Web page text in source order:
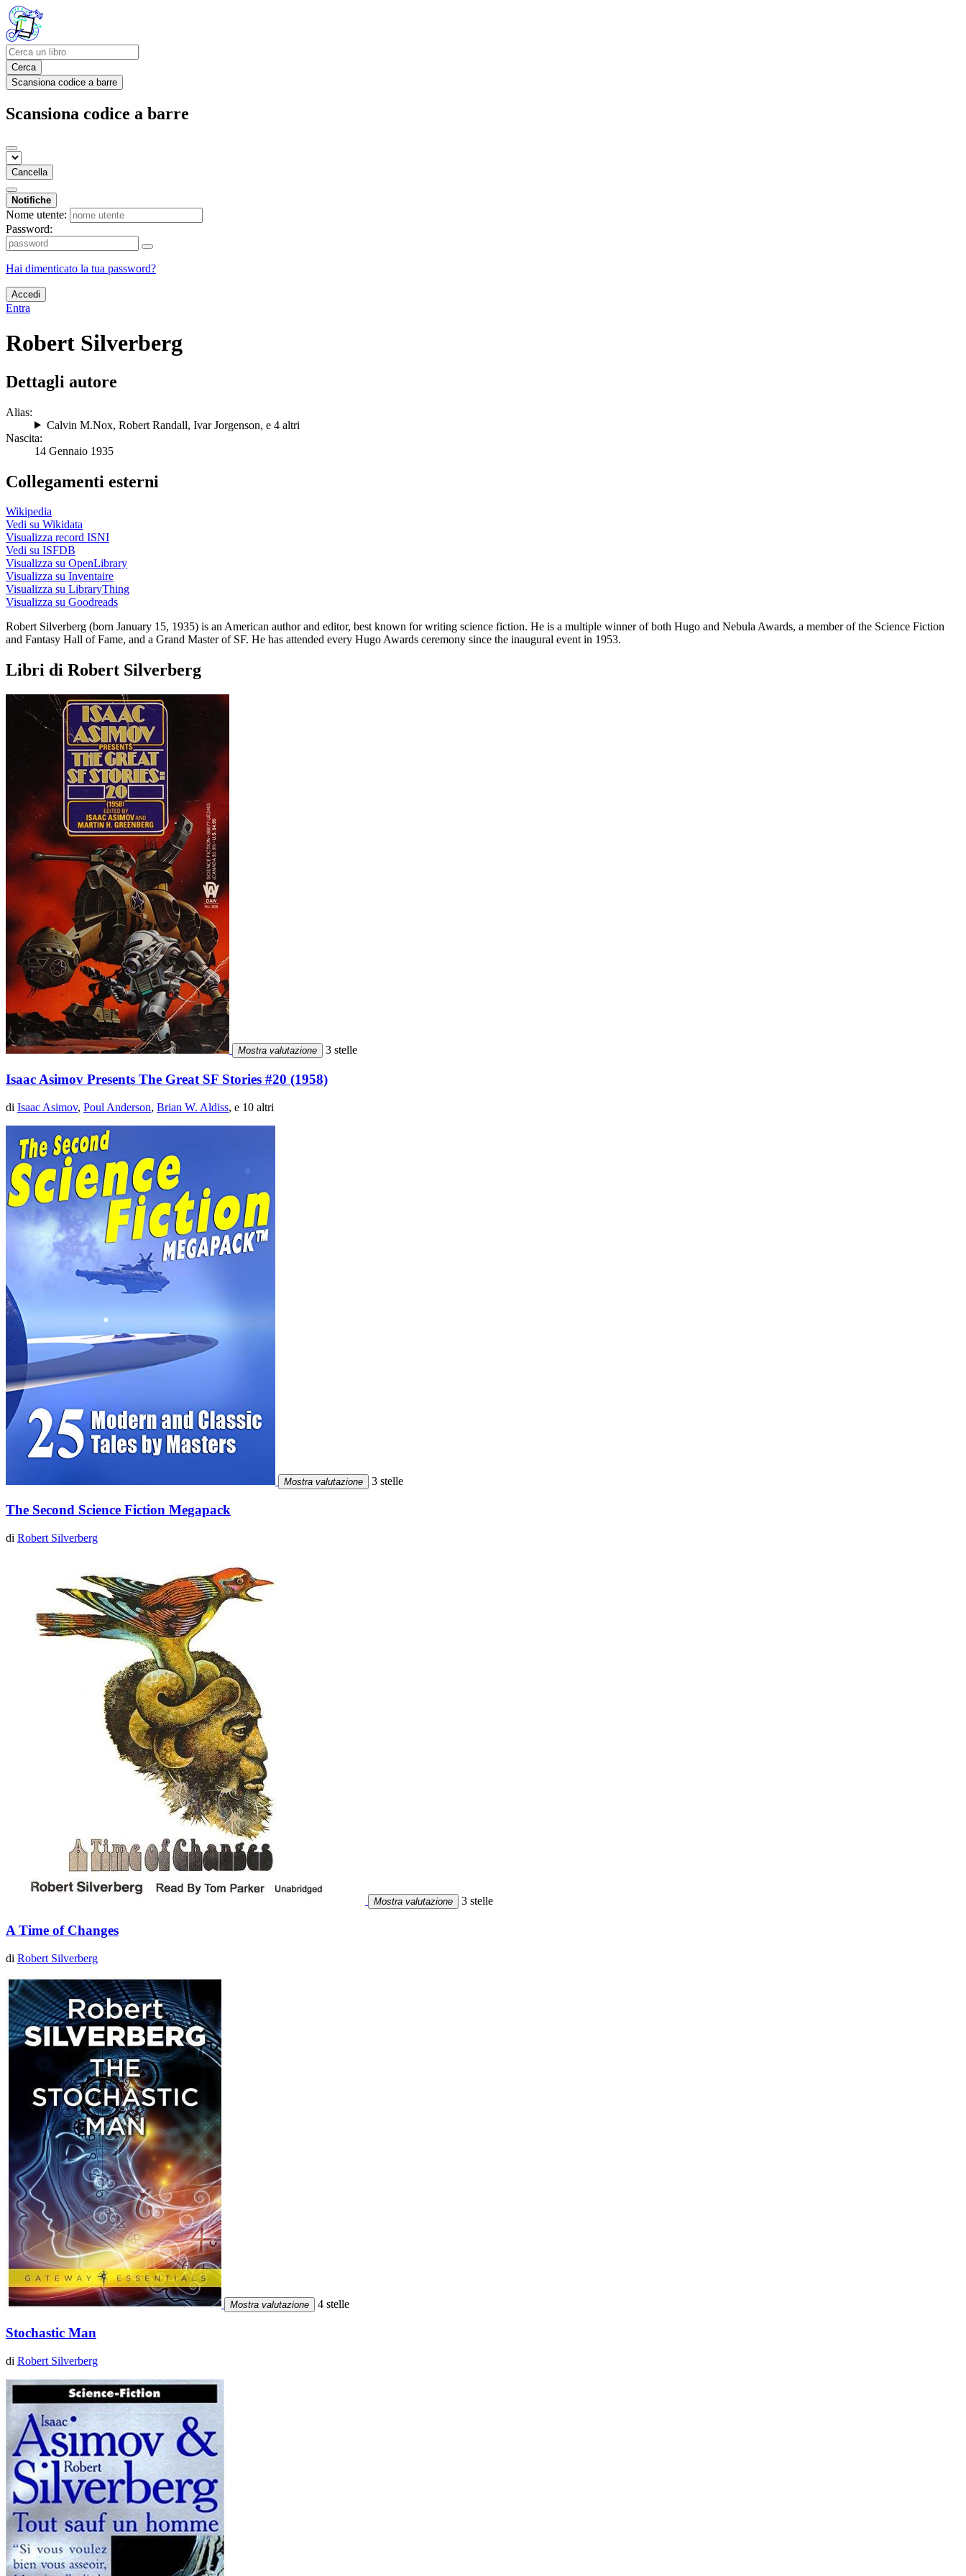
Cerca
Scansiona codice a barre
Scansiona codice a barre
Cancella
Notifiche
Nome utente:
Password:
Hai dimenticato la tua password?
Accedi
Entra
Robert Silverberg
Dettagli autore
Alias:
Calvin M.Nox, Robert Randall, Ivar Jorgenson, e 4 altri
Nascita:
14 Gennaio 1935
Collegamenti esterni
Wikipedia
Vedi su Wikidata
Visualizza record ISNI
Vedi su ISFDB
Visualizza su OpenLibrary
Visualizza su Inventaire
Visualizza su LibraryThing
Visualizza su Goodreads
Robert Silverberg (born January 15, 1935) is an American author and editor, best known for writing science fiction. He is a multiple winner of both Hugo and Nebula Awards, a member of the Science Fiction
and Fantasy Hall of Fame, and a Grand Master of SF. He has attended every Hugo Awards ceremony since the inaugural event in 1953.
Libri di Robert Silverberg
Mostra valutazione 3 stelle
Isaac Asimov Presents The Great SF Stories #20 (1958)
di Isaac Asimov, Poul Anderson, Brian W. Aldiss, e 10 altri
Mostra valutazione 3 stelle
The Second Science Fiction Megapack
di Robert Silverberg
Mostra valutazione 3 stelle
A Time of Changes
di Robert Silverberg
Mostra valutazione 4 stelle
Stochastic Man
di Robert Silverberg